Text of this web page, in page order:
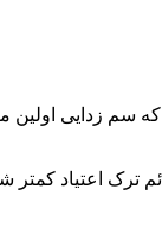
نمی برند. همچنین به یاد
ترک اعتیاد